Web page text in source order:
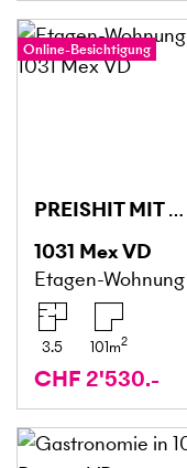
Online-Besichtigung
PREISHIT MIT BLICK AUF DEN JURA
1031 Mex VD
Etagen-Wohnung
3.5 101m2
CHF 2'530.-